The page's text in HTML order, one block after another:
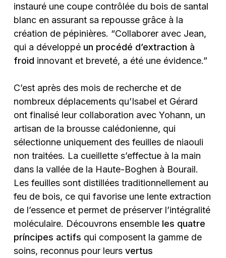
instauré une coupe contrôlée du bois de santal
blanc en assurant sa repousse grâce à la
création de pépinières. “Collaborer avec Jean,
qui a développé un procédé d’extraction à
froid innovant et breveté, a été une évidence.”
C’est après des mois de recherche et de
nombreux déplacements qu’Isabel et Gérard
ont finalisé leur collaboration avec Yohann, un
artisan de la brousse calédonienne, qui
sélectionne uniquement des feuilles de niaouli
non traitées. La cueillette s’effectue à la main
dans la vallée de la Haute-Boghen à Bourail.
Les feuilles sont distillées traditionnellement au
feu de bois, ce qui favorise une lente extraction
de l’essence et permet de préserver l’intégralité
moléculaire. Découvrons ensemble les quatre
príncipes actifs qui composent la gamme de
soins, reconnus pour leurs vertus